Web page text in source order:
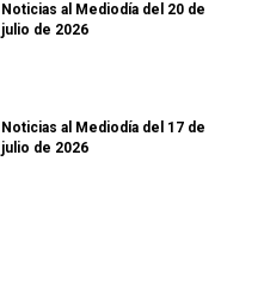
Noticias al Mediodía del 20 de
julio de 2026
Noticias al Mediodía del 17 de
julio de 2026